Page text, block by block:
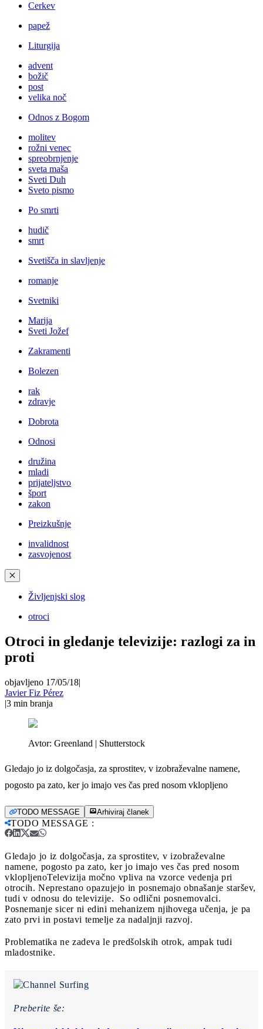
Cerkev
papež
Liturgija
advent
božič
post
velika noč
Odnos z Bogom
molitev
rožni venec
spreobrnjenje
sveta maša
Sveti Duh
Sveto pismo
Po smrti
hudič
smrt
Svetišča in slavljenje
romanje
Svetniki
Marija
Sveti Jožef
Zakramenti
Bolezen
rak
zdravje
Dobrota
Odnosi
družina
mladi
prijateljstvo
šport
zakon
Preizkušnje
invalidnost
zasvojenost
✕
Življenjski slog
otroci
Otroci in gledanje televizije: razlogi za in
proti
objavljeno 17/05/18|
Javier Fiz Pérez
|3 min branja
Avtor: Greenland | Shutterstock
Gledajo jo iz dolgočasja, za sprostitev, v izobraževalne namene,
pogosto pa zato, ker jo imajo ves čas pred nosom vklopljeno
TODO MESSAGE Arhiviraj članek
TODO MESSAGE :
Gledajo jo iz dolgočasja, za sprostitev, v izobraževalne
namene, pogosto pa zato, ker jo imajo ves čas pred nosom
vklopljenoTelevizija močno vpliva na vzorce vedenja pri
otrocih. Neprestano opazujejo in posnemajo obnašanje staršev,
tudi v odnosu do televizije. So odlični posnemovalci.
Posnemanje sicer ni edini mehanizem njihovega učenja, je pa
zato prvi in postavi temelje za nadaljnji razvoj.
Problematika ne zadeva le predšolskih otrok, ampak tudi
mladostnike.
Preberite še: